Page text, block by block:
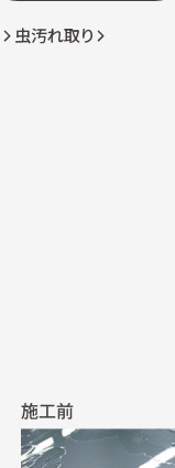
虫汚れ取り